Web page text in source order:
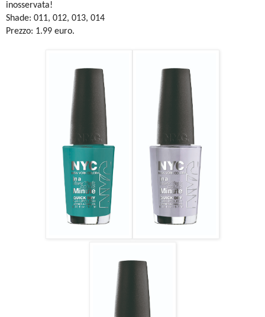
inosservata!
Shade: 011, 012, 013, 014
Prezzo: 1.99 euro.